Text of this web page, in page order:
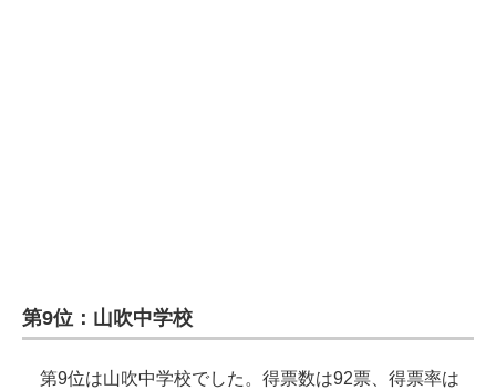
第9位：山吹中学校
第9位は山吹中学校でした。得票数は92票、得票率は